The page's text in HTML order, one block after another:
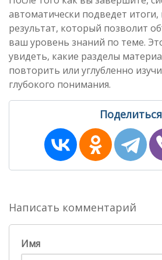
автоматически подведет
результат, который позволит
ваш уровень знаний по теме.
увидеть, какие разделы
повторить или углубленно
глубокого понимания.
Поделиться
Написать комментарий
Имя